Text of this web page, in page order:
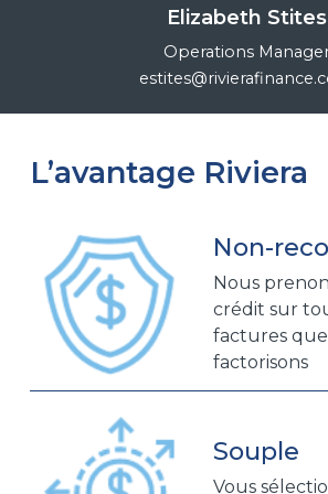
Elizabeth Stites
Operations
L’avantage Riviera
Non-
Nous
crédit sur
factures
factorisons
Souple
Vous